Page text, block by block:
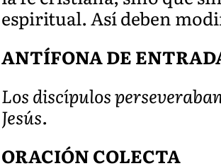
espiritual. Así deben
ANTÍFONA DE
Los discípulos
Jesús.
ORACIÓN COLECTA